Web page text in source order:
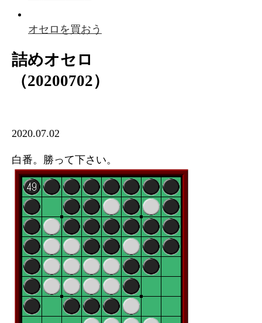
オセロを買おう
詰めオセロ
（20200702）
2020.07.02
白番。勝って下さい。